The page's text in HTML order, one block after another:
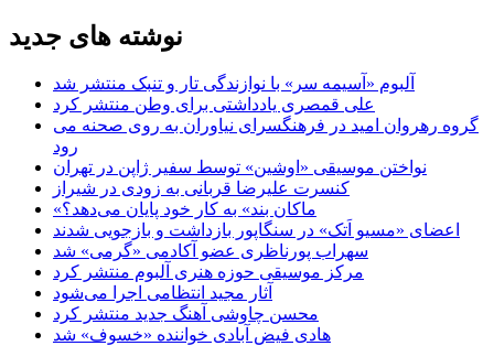
نوشته های جدید
آلبوم «آسیمه سر» با نوازندگی تار و تنبک منتشر شد
علی قمصری یادداشتی برای وطن منتشر کرد
گروه رهروان امید در فرهنگسرای نیاوران به روی صحنه می
رود
نواختن موسیقی «اوشین» توسط سفیر ژاپن در تهران
کنسرت علیرضا قربانی به زودی در شیراز
«ماکان بند» به کار خود پایان می‌دهد؟
اعضای «مسیو اَتک» در سنگاپور بازداشت و بازجویی شدند
سهراب پورناظری عضو آکادمی «گرمی» شد
مرکز موسیقی حوزه هنری آلبوم منتشر کرد
آثار مجید انتظامی اجرا می‌شود
محسن چاوشی آهنگ جدید منتشر کرد
هادی فیض آبادی خواننده «خسوف» شد